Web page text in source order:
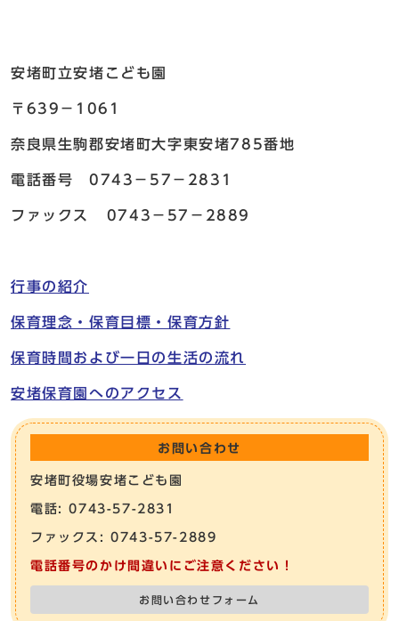
安堵町立安堵こども園
〒639－1061
奈良県生駒郡安堵町大字東安堵785番地
電話番号 0743－57－2831
ファックス 0743－57－2889
行事の紹介
保育理念・保育目標・保育方針
保育時間および一日の生活の流れ
安堵保育園へのアクセス
お問い合わせ
安堵町役場安堵こども園
電話: 0743-57-2831
ファックス: 0743-57-2889
電話番号のかけ間違いにご注意ください！
お問い合わせフォーム